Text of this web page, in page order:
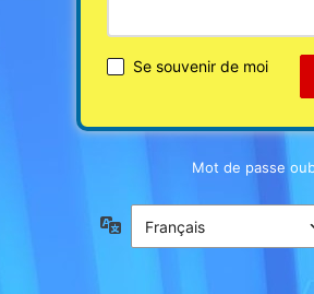
Se souvenir de moi
Mot de passe
Langue